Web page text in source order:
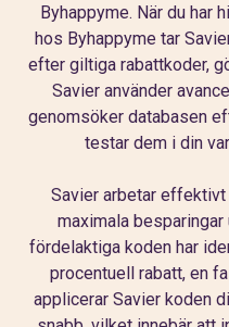
Byhappyme. När du har
hos Byhappyme tar
efter giltiga rabattkoder,
Savier använder
genomsöker databasen
testar dem i din
Savier arbetar
maximala
fördelaktiga koden har
procentuell rabatt, en
applicerar Savier koden